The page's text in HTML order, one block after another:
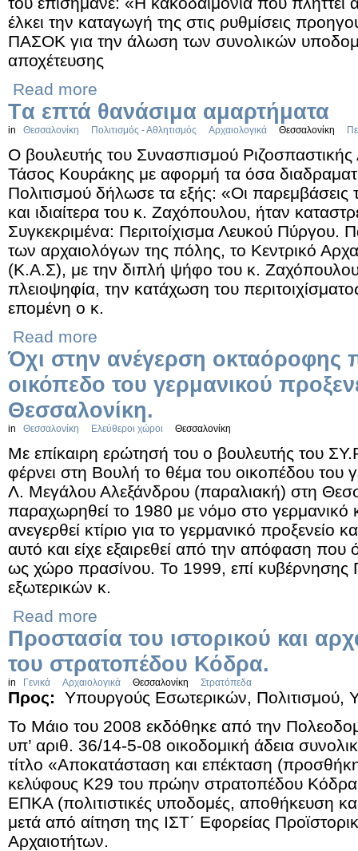
έλκει την καταγωγή της στις ρυθμίσεις
ΠΑΣΟΚ για την άλωση των συνολικών
αποχέτευσης
Read more
Tα επτά θανάσιμα αμαρτήματα
in Θεσσαλονίκη Πολιτισμός - Αθλητισμός Αρχαιολογικά Θεσσαλονίκη
Ο βουλευτής του Συνασπισμού
Τάσος Κουράκης με αφορμή τα όσα
Πολιτισμού δήλωσε τα εξής: «Οι παρεμβάσεις
και ιδιαίτερα του κ. Ζαχόπουλου, ήταν
Συγκεκριμένα: Περιτοίχισμα Λευκού Πύργου.
των αρχαιολόγων της πόλης, το Κεντρικό
(Κ.Α.Σ), με την διπλή ψήφο του κ.
πλειοψηφία, την κατάχωση του
επομένη ο κ.
Read more
Όχι στην ανέγερση οκταόροφης
οικόπεδο του γερμανικού
Θεσσαλονίκη.
in Θεσσαλονίκη Ελεύθεροι χώροι Θεσσαλονίκη
Με επίκαιρη ερώτησή του ο βουλευτής του
φέρνει στη Βουλή το θέμα του οικοπέδου του
Λ. Μεγάλου Αλεξάνδρου (παραλιακή) στη
παραχωρηθεί το 1980 με νόμο στο γερμανικό
ανεγερθεί κτίριο για το γερμανικό προξενείο
αυτό και είχε εξαιρεθεί από την απόφαση που
ως χώρο πρασίνου. Το 1999, επί
εξωτερικών κ.
Read more
Προστασία του ιστορικού και
του στρατοπέδου Κόδρα.
in Γενικά Αρχαιολογικά Θεσσαλονίκη Στρατόπεδα
Προς:
Υπουργούς Εσωτερικών,
Το Μάιο του 2008 εκδόθηκε από την
υπ’ αριθ. 36/14-5-08 οικοδομική άδεια
τίτλο «Αποκατάσταση και επέκταση
κελύφους Κ29 του πρώην στρατοπέδου
ΕΠΚΑ (πολιτιστικές υποδομές, αποθήκευση
μετά από αίτηση της ΙΣΤ΄ Εφορείας
Αρχαιοτήτων.